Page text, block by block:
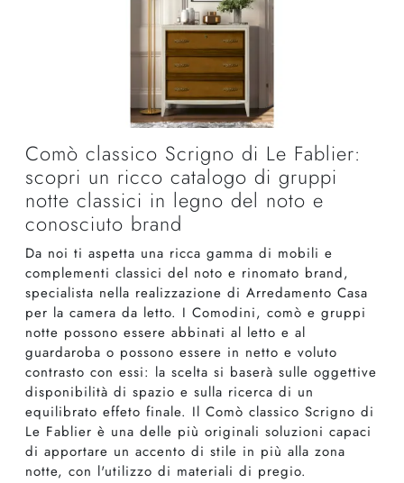
Comò classico Scrigno di Le Fablier:
scopri un ricco catalogo di gruppi
notte classici in legno del noto e
conosciuto brand
Da noi ti aspetta una ricca gamma di mobili e
complementi classici del noto e rinomato brand,
specialista nella realizzazione di Arredamento Casa
per la camera da letto. I Comodini, comò e gruppi
notte possono essere abbinati al letto e al
guardaroba o possono essere in netto e voluto
contrasto con essi: la scelta si baserà sulle oggettive
disponibilità di spazio e sulla ricerca di un
equilibrato effeto finale. Il Comò classico Scrigno di
Le Fablier è una delle più originali soluzioni capaci
di apportare un accento di stile in più alla zona
notte, con l'utilizzo di materiali di pregio.